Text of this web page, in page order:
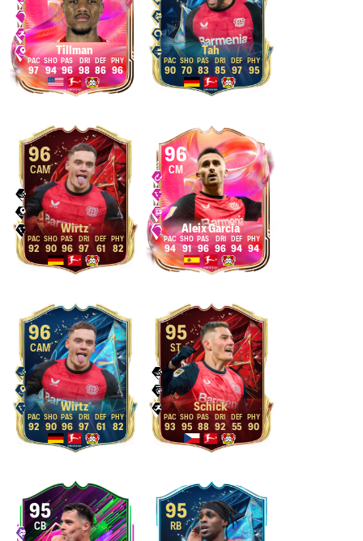
Tillman
97 94 96 98 86 96
Tah
90 70 83 85 97 95
96
CAM
Wirtz
92 90 96 97 61 82
96
CM
Aleix García
94 91 96 96 94 94
96
CAM
Wirtz
92 90 96 97 61 82
95
ST
Schick
93 95 88 92 55 90
95
CB
95
RB